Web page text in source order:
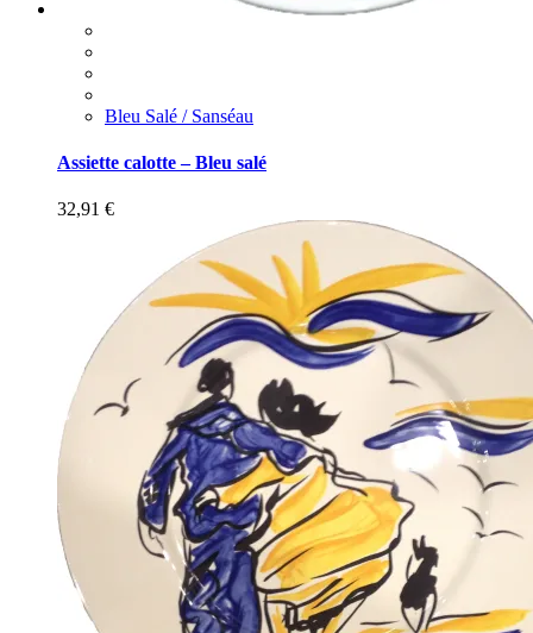
Bleu Salé / Sanséau
Assiette calotte – Bleu salé
32,91 €